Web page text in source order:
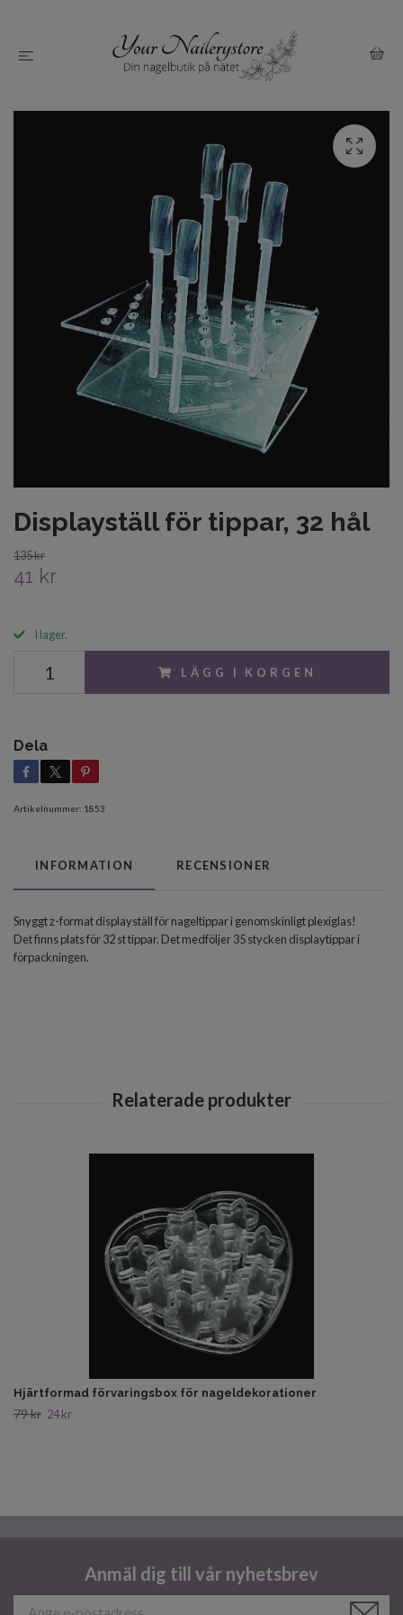
Displayställ för tippar, 32 hål
135 kr
41 kr
I lager.
LÄGG I KORGEN
Dela
Artikelnummer: 1853
INFORMATION RECENSIONER
Snyggt z-format displayställ för nageltippar i genomskinligt plexiglas!
Det finns plats för 32 st tippar. Det medföljer 35 stycken displaytippar i
förpackningen.
Hjärtformad förvaringsbox för nageldekorationer
79 kr 24 kr
Anmäl dig till vår nyhetsbrev